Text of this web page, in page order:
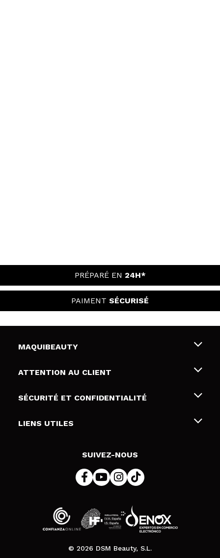
PRÉPARÉ EN 24H*
PAIMENT SÉCURISÉ
MAQUIBEAUTY
Qui sommes nous
Cartes-cadeaux
ATTENTION AU CLIENT
Livraison & retour
Modes de paiement
SÉCURITÉ ET CONFIDENTIALITÉ
Conditions et confidentialité
LIENS UTILES
SUIVEZ-NOUS
© 2026 DSM Beauty, S.L.